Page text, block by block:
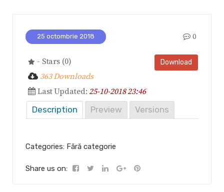
25 octombrie 2018 0
Download
- Stars (0)
363 Downloads
Last Updated:25-10-2018 23:46
Description
Preview Versions
Categories: Fără categorie
Share us on: